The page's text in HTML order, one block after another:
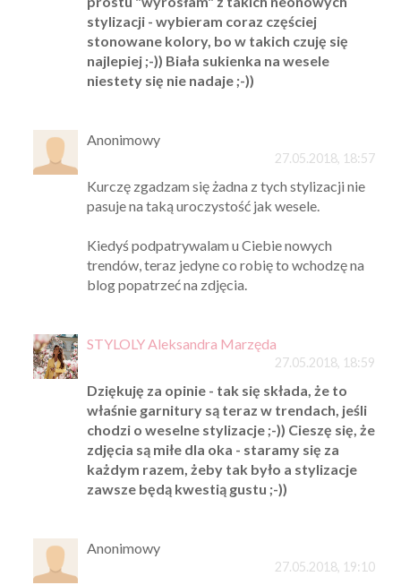
stylizacji - wybieram coraz częściej
stonowane kolory, bo w takich czuję się
najlepiej ;-)) Biała sukienka na wesele
niestety się nie nadaje ;-))
Anonimowy
27.05.2018, 18:57
Kurczę zgadzam się żadna z tych stylizacji nie
pasuje na taką uroczystość jak wesele.
Kiedyś podpatrywalam u Ciebie nowych
trendów, teraz jedyne co robię to wchodzę na
blog popatrzeć na zdjęcia.
STYLOLY Aleksandra Marzęda
27.05.2018, 18:59
Dziękuję za opinie - tak się składa, że to
właśnie garnitury są teraz w trendach, jeśli
chodzi o weselne stylizacje ;-)) Cieszę się, że
zdjęcia są miłe dla oka - staramy się za
każdym razem, żeby tak było a stylizacje
zawsze będą kwestią gustu ;-))
Anonimowy
27.05.2018, 19:10